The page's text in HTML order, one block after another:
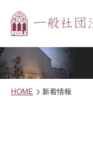
HOME 新着情報